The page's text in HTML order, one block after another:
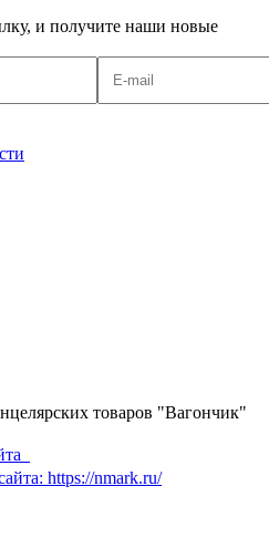
и получите наши новые
товаров "Вагончик"